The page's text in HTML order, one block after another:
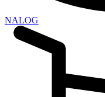
NALOG